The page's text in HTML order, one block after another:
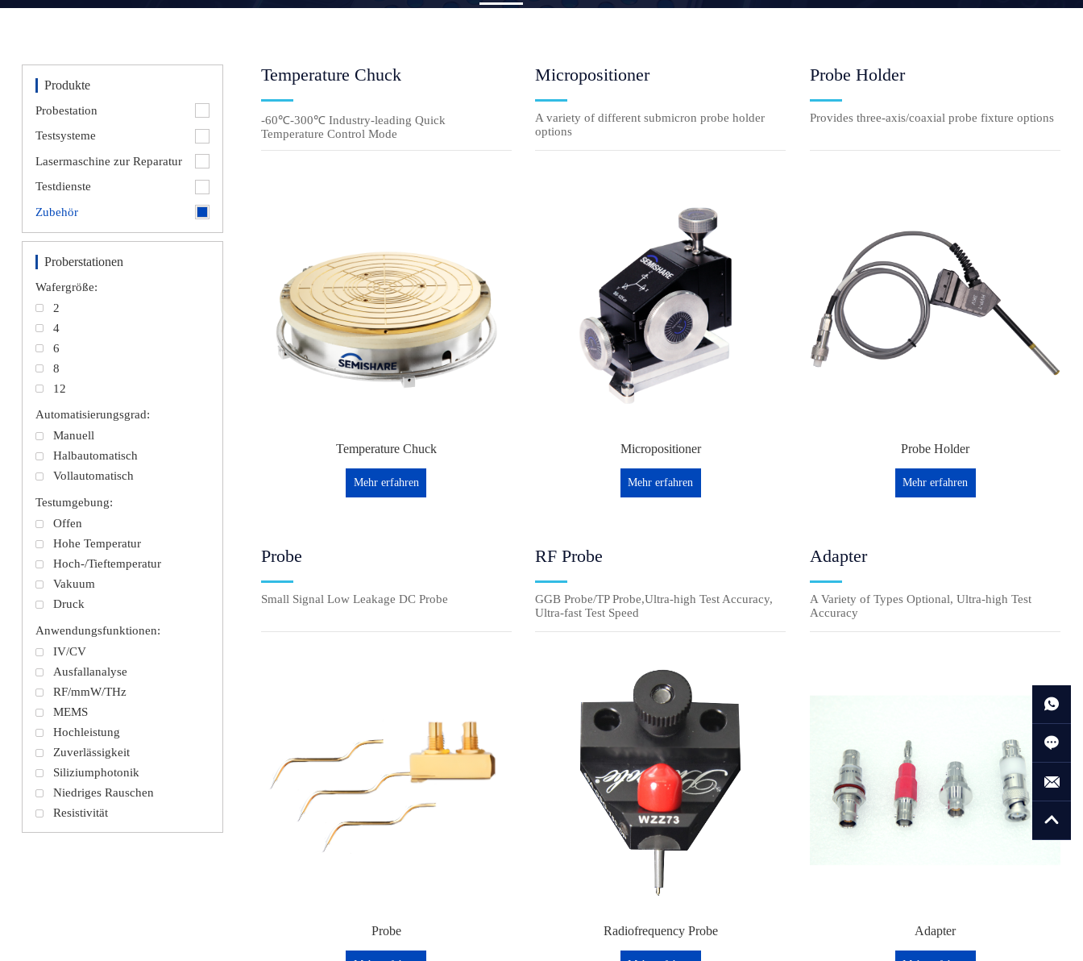
Produkte
Probestation
Testsysteme
Lasermaschine zur Reparatur
Testdienste
Zubehör
Proberstationen
Wafergröße:
2
4
6
8
12
Automatisierungsgrad:
Manuell
Halbautomatisch
Vollautomatisch
Testumgebung:
Offen
Hohe Temperatur
Hoch-/Tieftemperatur
Vakuum
Druck
Anwendungsfunktionen:
IV/CV
Ausfallanalyse
RF/mmW/THz
MEMS
Hochleistung
Zuverlässigkeit
Siliziumphotonik
Niedriges Rauschen
Resistivität
Temperature Chuck
-60℃-300℃ Industry-leading Quick
Temperature Control Mode
Temperature Chuck
Mehr erfahren
Micropositioner
A variety of different submicron probe holder
options
Micropositioner
Mehr erfahren
Probe Holder
Provides three-axis/coaxial probe fixture options
Probe Holder
Mehr erfahren
Probe
Small Signal Low Leakage DC Probe
Probe
RF Probe
GGB Probe/TP Probe,Ultra-high Test Accuracy,
Ultra-fast Test Speed
Radiofrequency Probe
Adapter
A Variety of Types Optional, Ultra-high Test
Accuracy
Adapter